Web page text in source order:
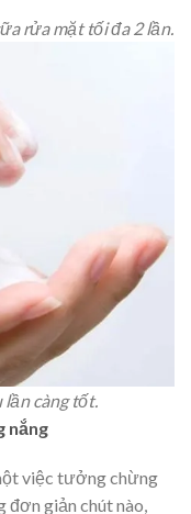
rửa mặt tối đa 2 lần.
lần càng tốt.
nắng
việc tưởng chừng
đơn giản chút nào,